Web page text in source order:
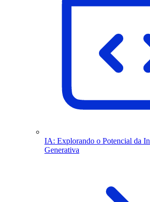
IA: Explorando o Potencial da
Generativa